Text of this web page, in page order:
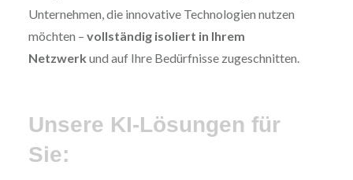
Unternehmen, die innovative Technologien nutzen
möchten – vollständig isoliert in Ihrem
Netzwerk und auf Ihre Bedürfnisse zugeschnitten.
Unsere KI-Lösungen für
Sie: